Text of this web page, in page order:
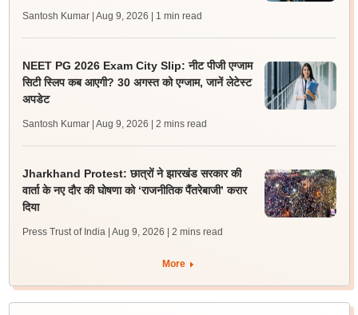
Santosh Kumar | Aug 9, 2026 | 1 min read
NEET PG 2026 Exam City Slip: नीट पीजी एग्जाम
सिटी स्लिप कब आएगी? 30 अगस्त को एग्जाम, जानें लेटेस्ट
अपडेट
Santosh Kumar | Aug 9, 2026 | 2 mins read
Jharkhand Protest: छात्रों ने झारखंड सरकार की
वार्ता के नए दौर की घोषणा को ‘राजनीतिक पैंतरेबाजी’ करार
दिया
Press Trust of India | Aug 9, 2026 | 2 mins read
More